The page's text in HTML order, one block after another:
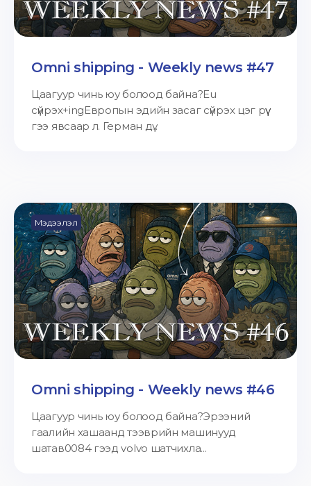
Omni shipping - Weekly news #47
Цаагуур чинь юу болоод байна?Eu
сүйрэх+ingЕвропын эдийн засаг сүйрэх цэг рүү
гээ явсаар л. Герман дү...
Мэдээлэл
Omni shipping - Weekly news #46
Цаагуур чинь юу болоод байна?Эрээний
гаалийн хашаанд тээврийн машинууд
шатав0084 гээд volvo шатчихла...